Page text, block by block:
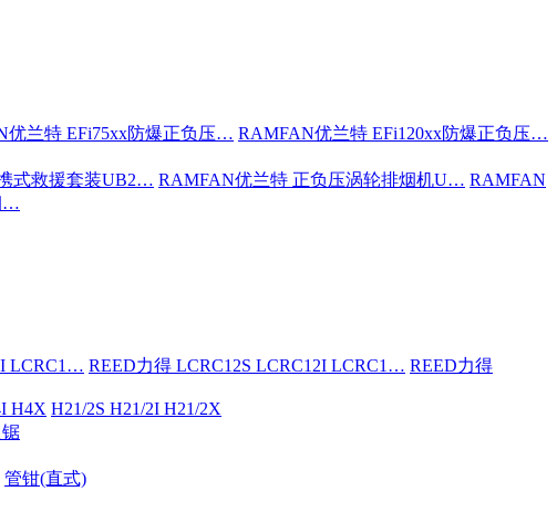
优兰特 EFi75xx防爆正负压… RAMFAN优兰特 EFi120xx防爆正负压…
式救援套装UB2… RAMFAN优兰特 正负压涡轮排烟机U… RAMFAN
…
LCRC1… REED力得 LCRC12S LCRC12I LCRC1… REED力得
H4X H21/2S H21/2I H21/2X
管钳(直式)